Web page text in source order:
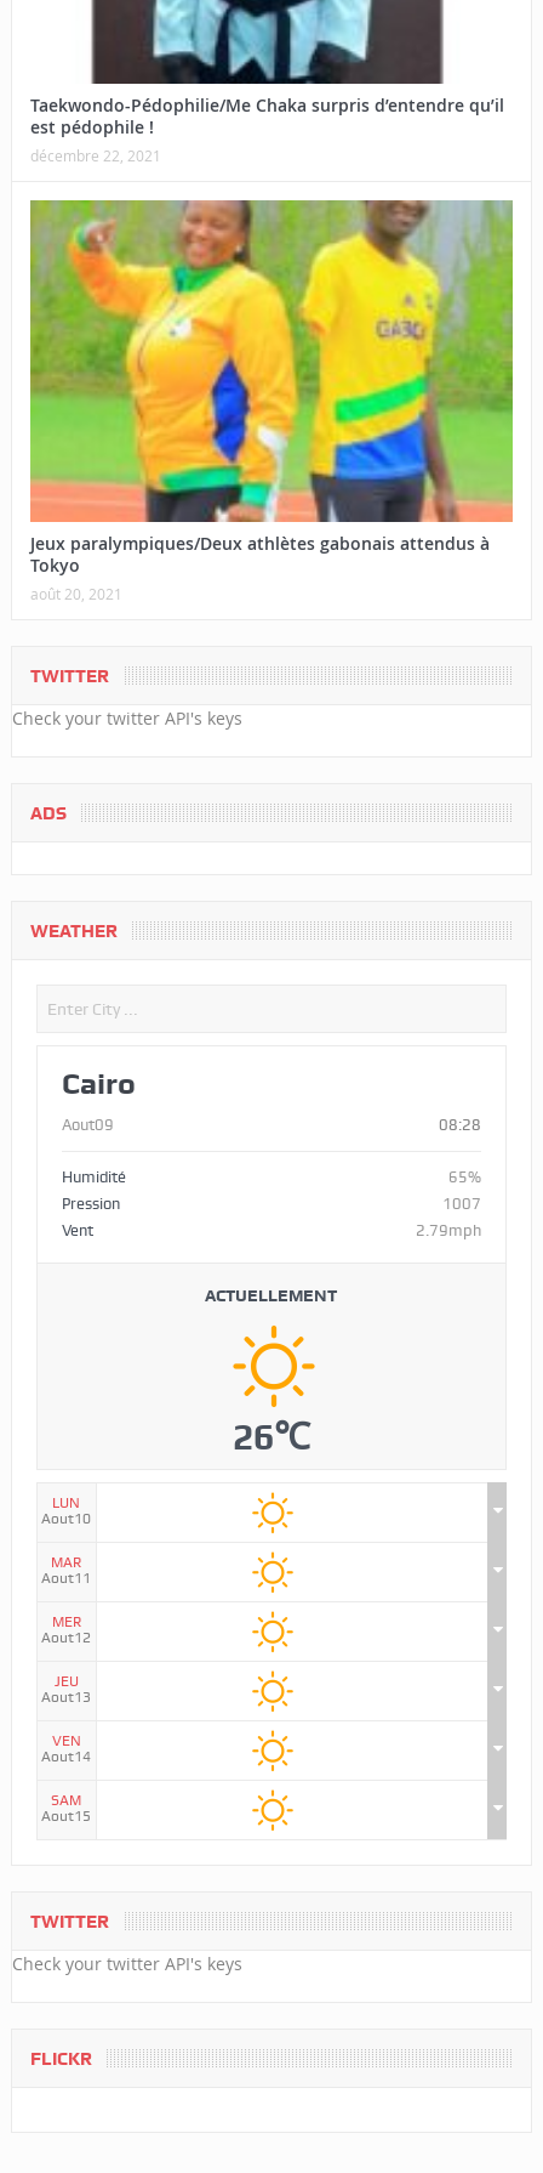
Taekwondo-Pédophilie/Me Chaka surpris d’entendre qu’il
est pédophile !
décembre 22, 2021
Jeux paralympiques/Deux athlètes gabonais attendus à
Tokyo
août 20, 2021
TWITTER
Check your twitter API's keys
ADS
WEATHER
Cairo
Aout09 08:28
Humidité
65%
Pression
1007
Vent
2.79mph
ACTUELLEMENT
26℃
LUN
Aout10
MAR
Aout11
MER
Aout12
JEU
Aout13
VEN
Aout14
SAM
Aout15
TWITTER
Check your twitter API's keys
FLICKR